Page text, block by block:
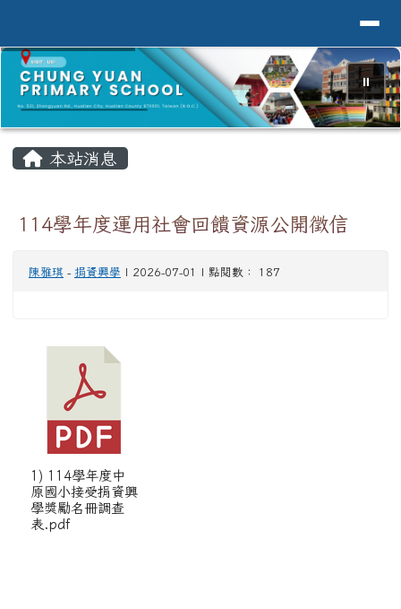
花蓮縣花蓮市中原國小全球資訊
⏸
本站消息
114學年度運用社會回饋資源公開徵信
陳雅琪 - 捐資興學 | 2026-07-01 | 點閱數： 187
1) 114學年度中
原國小接受捐資興
學獎勵名冊調查
表.pdf